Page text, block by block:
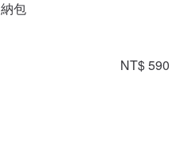
納包
NT$ 590